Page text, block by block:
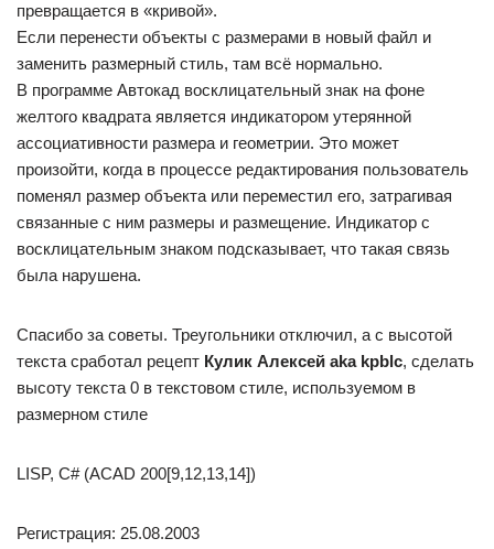
превращается в «кривой».
Если перенести объекты с размерами в новый файл и
заменить размерный стиль, там всё нормально.
В программе Автокад восклицательный знак на фоне
желтого квадрата является индикатором утерянной
ассоциативности размера и геометрии. Это может
произойти, когда в процессе редактирования пользователь
поменял размер объекта или переместил его, затрагивая
связанные с ним размеры и размещение. Индикатор с
восклицательным знаком подсказывает, что такая связь
была нарушена.
Спасибо за советы. Треугольники отключил, а с высотой
текста сработал рецепт Кулик Алексей aka kpblc, сделать
высоту текста 0 в текстовом стиле, используемом в
размерном стиле
LISP, C# (ACAD 200[9,12,13,14])
Регистрация: 25.08.2003